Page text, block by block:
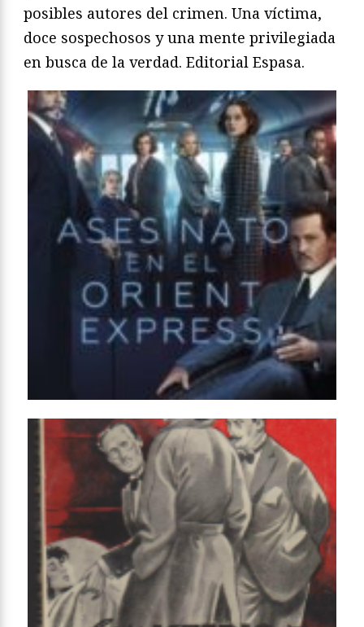
posibles autores del crimen. Una víctima,
doce sospechosos y una mente privilegiada
en busca de la verdad. Editorial Espasa.